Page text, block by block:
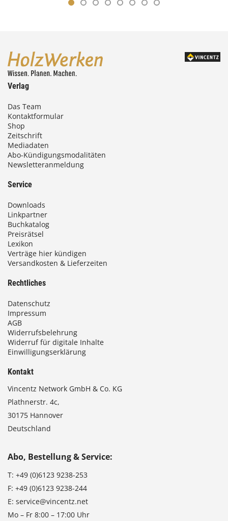
Verlag
Das Team
Kontaktformular
Shop
Zeitschrift
Mediadaten
Abo-Kündigungsmodalitäten
Newsletteranmeldung
Service
Downloads
Linkpartner
Buchkatalog
Preisrätsel
Lexikon
Verträge hier kündigen
Versandkosten & Lieferzeiten
Rechtliches
Datenschutz
Impressum
AGB
Widerrufsbelehrung
Widerruf für digitale Inhalte
Einwilligungserklärung
Kontakt
Vincentz Network GmbH & Co. KG
Plathnerstr. 4c,
30175 Hannover
Deutschland
Abo, Bestellung & Service:
T: +49 (0)6123 9238-253
F: +49 (0)6123 9238-244
E: service@vincentz.net
Mo – Fr 8:00 – 17:00 Uhr